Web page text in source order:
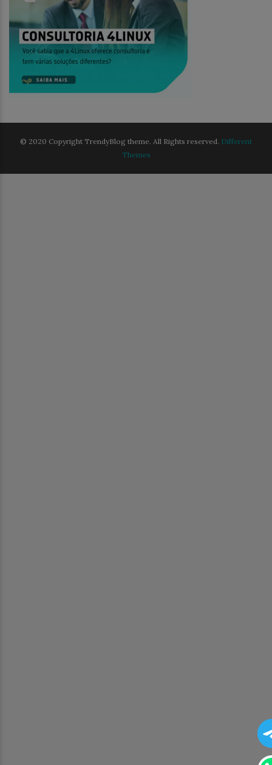
© 2020 Copyright TrendyBlog theme. All Rights reserved. Different
Themes